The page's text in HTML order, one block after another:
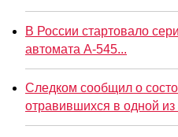
В России стартовало
автомата А-545...
Следком сообщил о
отравившихся в одной